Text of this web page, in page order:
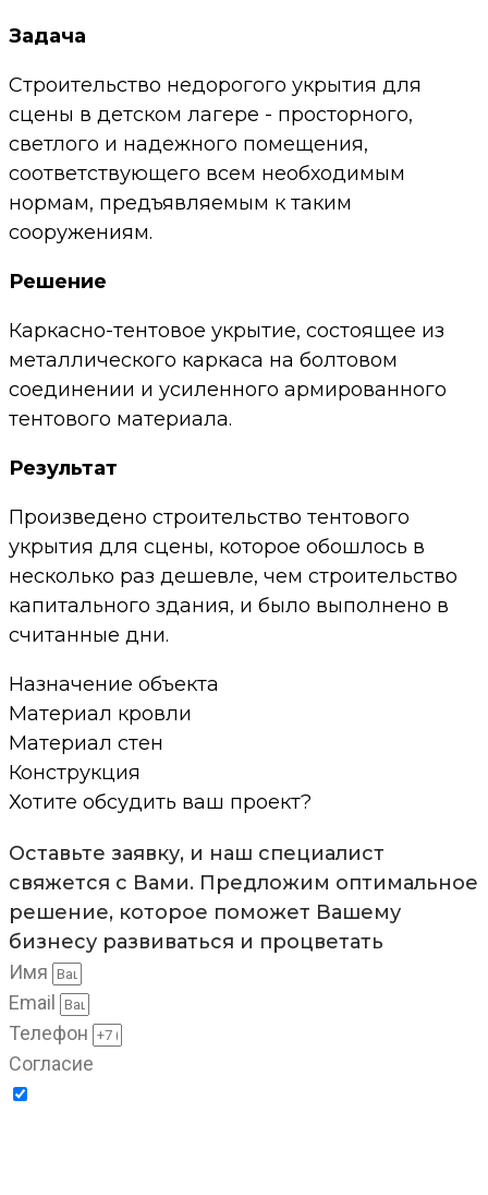
Задача
Строительство недорогого укрытия для
сцены в детском лагере - просторного,
светлого и надежного помещения,
соответствующего всем необходимым
нормам, предъявляемым к таким
сооружениям.
Решение
Каркасно-тентовое укрытие, состоящее из
металлического каркаса на болтовом
соединении и усиленного армированного
тентового материала.
Результат
Произведено строительство тентового
укрытия для сцены, которое обошлось в
несколько раз дешевле, чем строительство
капитального здания, и было выполнено в
считанные дни.
Назначение объекта
Материал кровли
Материал стен
Конструкция
Хотите обсудить ваш проект?
Оставьте заявку, и наш специалист
свяжется с Вами. Предложим оптимальное
решение, которое поможет Вашему
бизнесу развиваться и процветать
Имя
Email
Телефон
Согласие